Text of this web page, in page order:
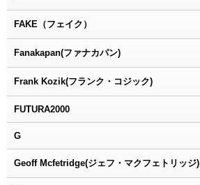
FAKE（フェイク）
Fanakapan(ファナカパン)
Frank Kozik(フランク・コジック)
FUTURA2000
G
Geoff Mcfetridge(ジェフ・マクフェトリッジ)